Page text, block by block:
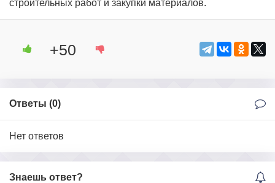
строительных работ и закупки материалов.
+50
Ответы (0)
Нет ответов
Знаешь ответ?